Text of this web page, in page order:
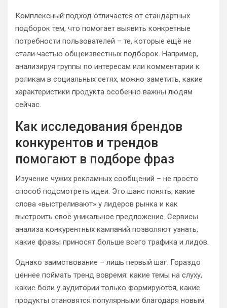
Комплексный подход отличается от стандартных
подборок тем, что помогает выявить конкретные
потребности пользователей – те, которые ещё не
стали частью общеизвестных подборок. Например,
анализируя группы по интересам или комментарии к
роликам в социальных сетях, можно заметить, какие
характеристики продукта особенно важны людям
сейчас.
Как исследования брендов
конкурентов и трендов
помогают в подборе фраз
Изучение чужих рекламных сообщений – не просто
способ подсмотреть идеи. Это шанс понять, какие
слова «выстреливают» у лидеров рынка и как
выстроить своё уникальное предложение. Сервисы
анализа конкурентных кампаний позволяют узнать,
какие фразы приносят больше всего трафика и лидов.
Однако заимствование – лишь первый шаг. Гораздо
ценнее поймать тренд вовремя: какие темы на слуху,
какие боли у аудитории только формируются, какие
продукты становятся популярными благодаря новым